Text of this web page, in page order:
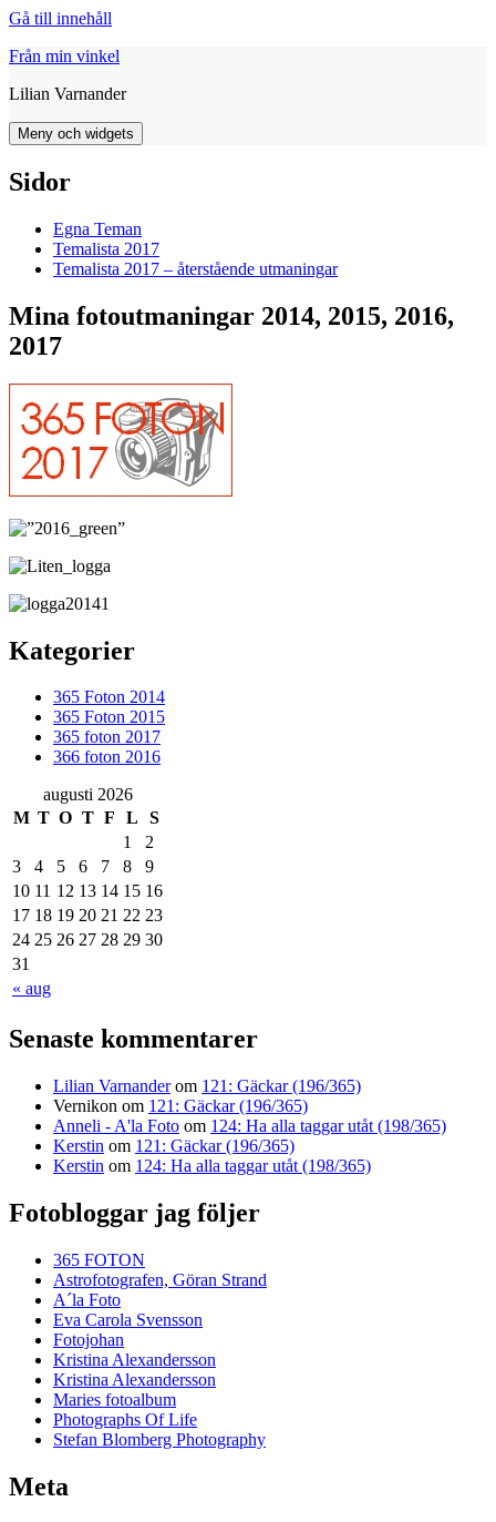
Gå till innehåll
Från min vinkel
Lilian Varnander
Meny och widgets
Sidor
Egna Teman
Temalista 2017
Temalista 2017 – återstående utmaningar
Mina fotoutmaningar 2014, 2015, 2016,
2017
Kategorier
365 Foton 2014
365 Foton 2015
365 foton 2017
366 foton 2016
augusti 2026
M T O T F L S
« aug
1
2
3
4 5 6 7 8
9
10 11 12 13 14 15 16
17 18 19 20 21 22 23
24 25 26 27 28 29 30
31
Senaste kommentarer
Lilian Varnanderom 121: Gäckar (196/365)
Vernikon om 121: Gäckar (196/365)
Anneli - A'la Foto om 124: Ha alla taggar utåt (198/365)
Kerstin om 121: Gäckar (196/365)
Kerstin om 124: Ha alla taggar utåt (198/365)
Fotobloggar jag följer
365 FOTON
Astrofotografen, Göran Strand
A´la Foto
Eva Carola Svensson
Fotojohan
Kristina Alexandersson
Kristina Alexandersson
Maries fotoalbum
Photographs Of Life
Stefan Blomberg Photography
Meta